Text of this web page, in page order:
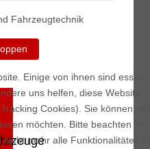
Fahrzeugtechnik
Einige von ihnen sind
uns helfen, diese Website
Cookies). Sie können
möchten. Bitte beachten Sie,
nicht mehr alle Funktionalitäten